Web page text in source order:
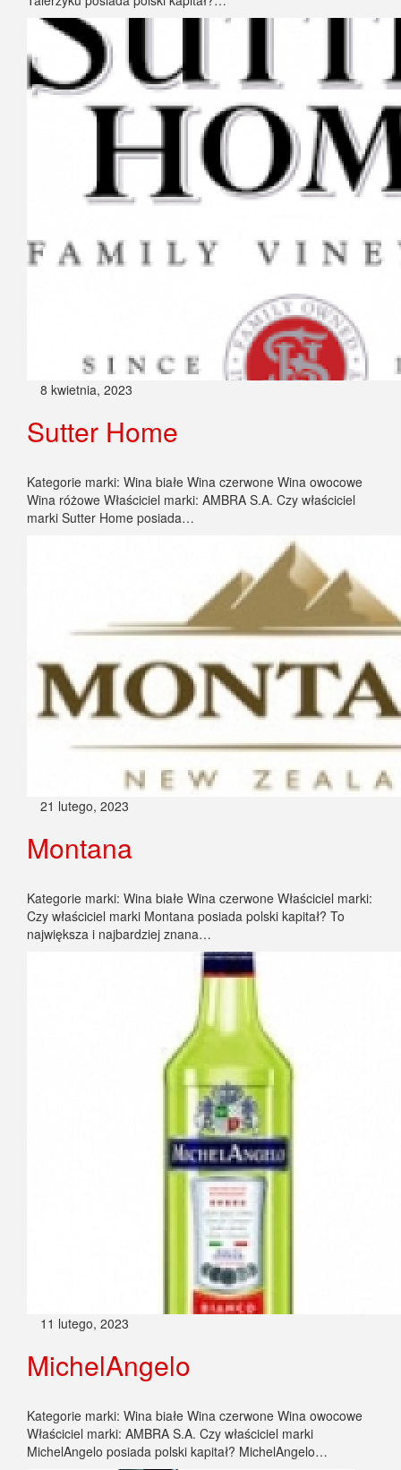
8 kwietnia, 2023
Sutter Home
Kategorie marki: Wina białe Wina czerwone Wina owocowe
Wina różowe Właściciel marki: AMBRA S.A. Czy właściciel
marki Sutter Home posiada…
21 lutego, 2023
Montana
Kategorie marki: Wina białe Wina czerwone Właściciel marki:
Czy właściciel marki Montana posiada polski kapitał? To
największa i najbardziej znana…
11 lutego, 2023
MichelAngelo
Kategorie marki: Wina białe Wina czerwone Wina owocowe
Właściciel marki: AMBRA S.A. Czy właściciel marki
MichelAngelo posiada polski kapitał? MichelAngelo…